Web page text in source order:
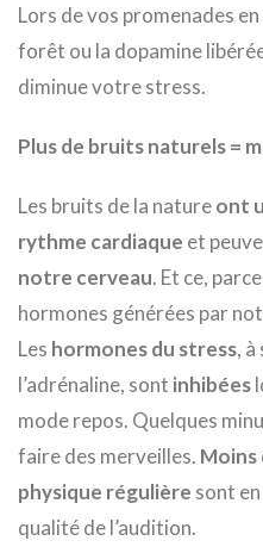
Lors de vos promenades
forêt ou la dopamine
diminue votre stress.
Plus de bruits naturels =
Les bruits de la natureont
rythme cardiaque et
notre cerveau. Et ce,
hormones générées par
Les hormones du stress,
l’adrénaline, sont inhibées
mode repos. Quelques
faire des merveilles. Moins
physique régulière sont
qualité de l’audition.